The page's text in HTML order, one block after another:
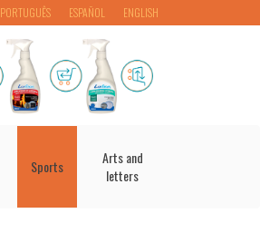
PORTUGUÊS ESPAÑOL ENGLISH
Sports
Arts and
letters